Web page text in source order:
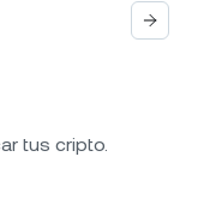
tus cripto.